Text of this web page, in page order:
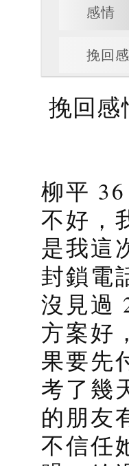
感情
挽回
挽回
柳平
不好，
是我這
封鎖電
沒見過
方案好
果要先
考了幾
的朋友
不信任